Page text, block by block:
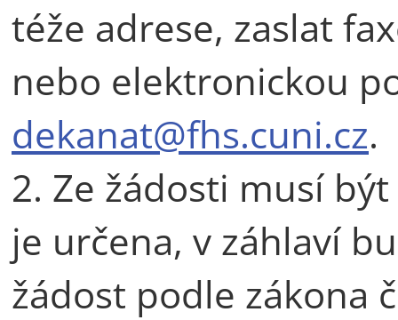
téže adrese, zaslat
nebo elektronickou
dekanat@fhs.cuni.cz.
2. Ze žádosti musí
je určena, v záhlaví
žádost podle zákona